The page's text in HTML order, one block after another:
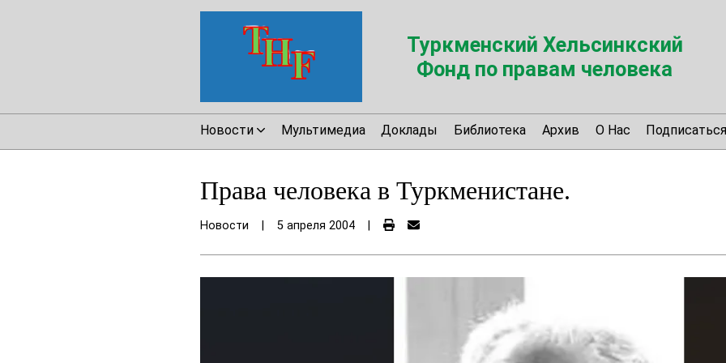
Туркменский Хельсинкский
Фонд по правам человека
Новости Мультимедиа Доклады Библиотека Архив О Нас
Права человека в Туркменистане.
Новости 5 апреля 2004